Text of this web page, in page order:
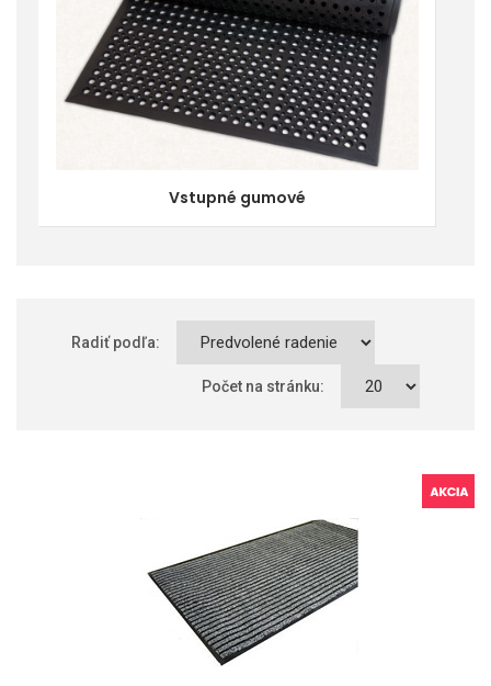
Vstupné gumové
Radiť podľa:
Počet na stránku: